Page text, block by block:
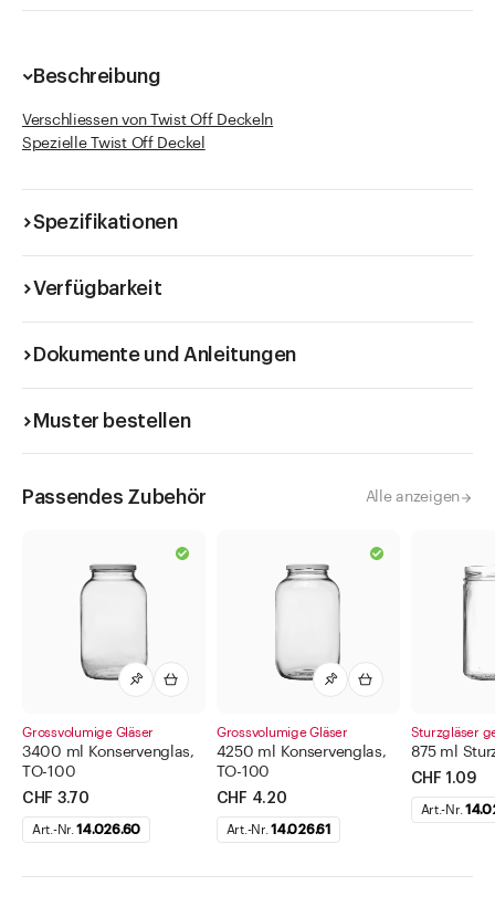
Beschreibung
Verschliessen von Twist Off Deckeln
Spezielle Twist Off Deckel
Spezifikationen
Verfügbarkeit
Dokumente und Anleitungen
Muster bestellen
Passendes Zubehör Alle anzeigen
Grossvolumige Gläser
3400 ml Konservenglas,
TO-100
CHF 3.70
Art.-Nr.14.026.60
Grossvolumige Gläser
4250 ml Konservenglas,
TO-100
CHF 4.20
Art.-Nr.14.026.61
Sturzgläser
875 ml
CHF 1.09
Art.-Nr.